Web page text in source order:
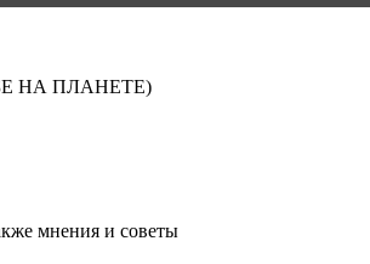
НА ПЛАНЕТЕ)
мнения и советы